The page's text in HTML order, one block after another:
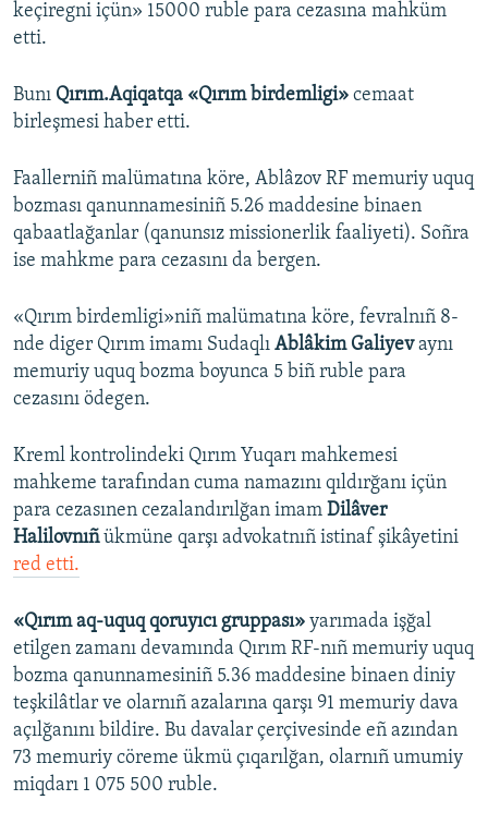
keçiregni içün» 15000 ruble para cezasına mahküm
etti.
​Bunı Qırım.Aqiqatqa «Qırım birdemligi» cemaat
birleşmesi haber etti.
Faallerniñ malümatına köre, Ablâzov RF memuriy uquq
bozması qanunnamesiniñ 5.26 maddesine binaen
qabaatlağanlar (qanunsız missionerlik faaliyeti). Soñra
ise mahkme para cezasını da bergen.
«Qırım birdemligi»niñ malümatına köre, fevralnıñ 8-
nde diger Qırım imamı Sudaqlı Ablâkim Galiyevaynı
memuriy uquq bozma boyunca 5 biñ ruble para
cezasını ödegen.
Kreml kontrolindeki Qırım Yuqarı mahkemesi
mahkeme tarafından cuma namazını qıldırğanı içün
para cezasınen cezalandırılğan imam Dilâver
Halilovnıñükmüne qarşı advokatnıñ istinaf şikâyetini
red etti.
«Qırım aq-uquq qoruyıcı gruppası​» yarımada işğal
etilgen zamanı devamında Qırım RF-nıñ memuriy uquq
bozma qanunnamesiniñ 5.36 maddesine binaen diniy
teşkilâtlar ve olarnıñ azalarına qarşı 91 memuriy dava
açılğanını bildire. Bu davalar çerçivesinde eñ azından
73 memuriy cöreme ükmü çıqarılğan, olarnıñ umumiy
miqdarı 1 075 500 ruble.